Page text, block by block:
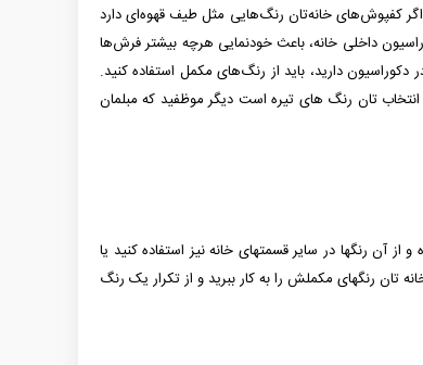
کفپوش‌های خانه‌تان رنگ‌هایی مثل طیف قهوه‌ای دارد
داخلی خانه، باعث خودنمایی هرچه بیشتر فرش‌ها
دارید، باید از رنگ‌های مکمل استفاده کنید.
انتخاب تان رنگ های تیره است دیگر موظفید که مبلمان
رنگ­ها در سایر قسمت­های خانه نیز استفاده کنید یا
تان رنگ­های مکملش را به کار ببرید و از تکرار یک رنگ